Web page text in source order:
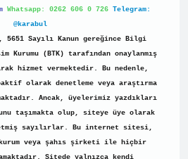
Whatsapp: 0262 606 0 726
Telegram:
@karabul
5651 Sayılı Kanun gereğince Bilgi
(BTK) tarafından onaylanmış
hizmet vermektedir. Bu nedenle,
olarak denetleme veya araştırma
Ancak, üyelerimiz yazdıkları
taşımakta olup, siteye üye olarak
sayılırlar. Bu internet sitesi,
veya şahıs şirketi ile hiçbir